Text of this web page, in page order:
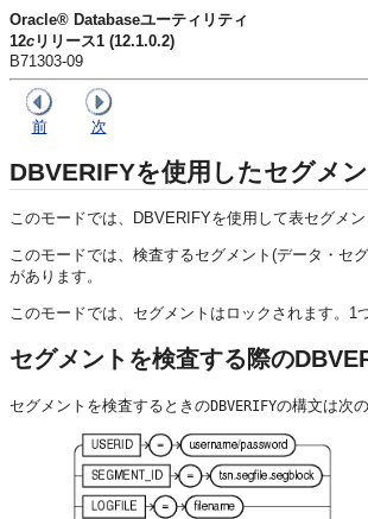
Oracle® Databaseユーティリティ
12c リリース1 (12.1.0.2)
B71303-09
前 次
DBVERIFYを使用したセグメ
このモードでは、DBVERIFYを使用して表セグメン
このモードでは、検査するセグメント(データ・セ
があります。
このモードでは、セグメントはロックされます。
セグメントを検査する際の
セグメントを検査するときのDBVERIFYの構文は次